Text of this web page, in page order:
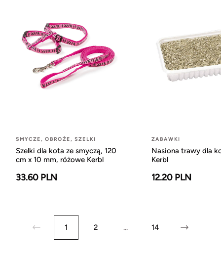
SMYCZE, OBROŻE, SZELKI
Szelki dla kota ze smyczą, 120
cm x 10 mm, różowe Kerbl
33.60 PLN
ZABAWKI
Nasiona trawy dla
Kerbl
12.20 PLN
1 2 ... 14